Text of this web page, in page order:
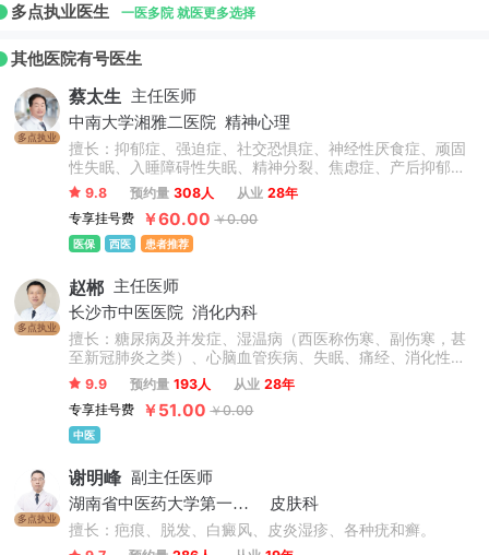
多点执业医生 一医多院 就医更多选择
其他医院有号医生
多点执业
蔡太生 主任医师
中南大学湘雅二医院 精神心理
擅长：抑郁症、强迫症、社交恐惧症、神经性厌食症、顽固
性失眠、入睡障碍性失眠、精神分裂、焦虑症、产后抑郁、
梦魇、性心理障碍、考试焦虑、器质性焦虑障碍、非器质性
失眠症、急性应激反应、缄默症、焦虑障碍等精神心理疾病
的诊疗。
9.8 预约量 308人 从业 28年
专享挂号费
￥60.00 ￥0.00
医保 西医 患者推荐
多点执业
赵郴 主任医师
长沙市中医医院 消化内科
擅长：糖尿病及并发症、湿温病（西医称伤寒、副伤寒，甚
至新冠肺炎之类）、心脑血管疾病、失眠、痛经、消化性溃
疡、严重小儿消化不良等采用中西医结合以中医为主治疗内
科相关疑难病，有丰富的临床经验。
9.9 预约量 193人 从业 28年
专享挂号费
￥51.00 ￥0.00
中医
多点执业
谢明峰 副主任医师
湖南省中医药大学第一附属医院
皮肤科
擅长：疤痕、脱发、白癜风、皮炎湿疹、各种疣和癣。